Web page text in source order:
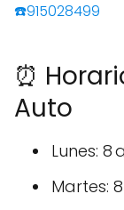
☎️915028499
⏰
Auto
Lunes: 8
Martes: